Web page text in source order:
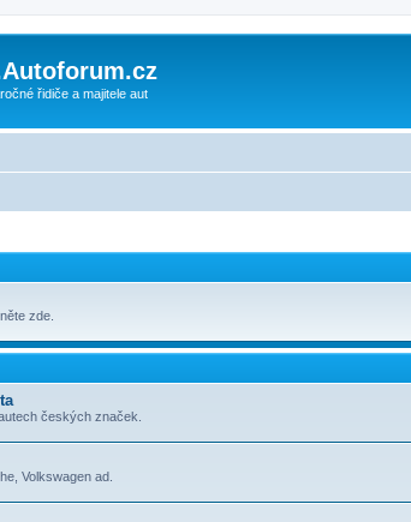
řidiče a majitele aut
zde.
českých značek.
Volkswagen ad.